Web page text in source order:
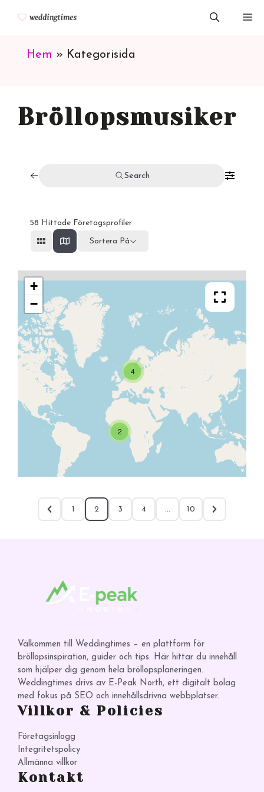
Hem » Kategorisida
Bröllopsmusiker
Search
58 Hittade Företagsprofiler
Sortera På
4
2
+
−
1 2 3 4 … 10
Välkommen till Weddingtimes – en plattform för
bröllopsinspiration, guider och tips. Här hittar du innehåll
som hjälper dig genom hela bröllopsplaneringen.
Weddingtimes drivs av E-Peak North, ett digitalt bolag
med fokus på SEO och innehållsdrivna webbplatser.
Villkor & Policies
Företagsinlogg
Integritetspolicy
Allmänna villkor
Kontakt